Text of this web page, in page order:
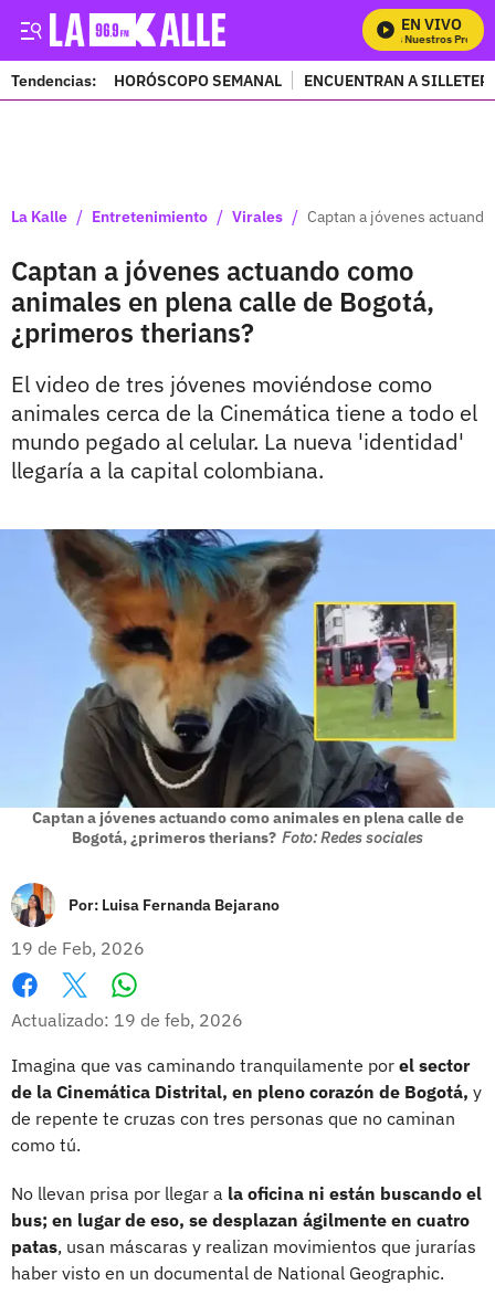
EN VIVO
Mira Todos Nuestros
Tendencias: HORÓSCOPO SEMANAL ENCUENTRAN A
La Kalle / Entretenimiento / Virales / Captan a jóvenes
Captan a jóvenes actuando como
animales en plena calle de Bogotá,
¿primeros therians?
El video de tres jóvenes moviéndose como
animales cerca de la Cinemática tiene a todo el
mundo pegado al celular. La nueva 'identidad'
llegaría a la capital colombiana.
Captan a jóvenes actuando como animales en plena calle de
Bogotá, ¿primeros therians? Foto: Redes sociales
Por: Luisa Fernanda Bejarano
19 de Feb, 2026
Facebook
X
Actualizado: 19 de feb, 2026
Imagina que vas caminando tranquilamente por el sector
de la Cinemática Distrital, en pleno corazón de Bogotá, y
de repente te cruzas con tres personas que no caminan
como tú.
No llevan prisa por llegar a la oficina ni están buscando el
bus; en lugar de eso, se desplazan ágilmente en cuatro
patas, usan máscaras y realizan movimientos que jurarías
haber visto en un documental de National Geographic.